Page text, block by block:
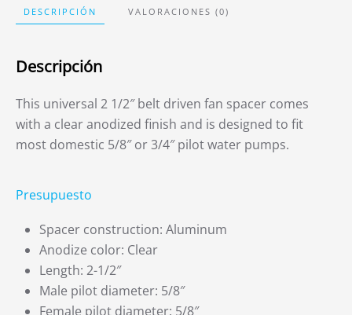
DESCRIPCIÓN VALORACIONES (0)
Descripción
This universal 2 1/2″ belt driven fan spacer comes
with a clear anodized finish and is designed to fit
most domestic 5/8″ or 3/4″ pilot water pumps.
Presupuesto
Spacer construction: Aluminum
Anodize color: Clear
Length: 2-1/2″
Male pilot diameter: 5/8″
Female pilot diameter: 5/8″